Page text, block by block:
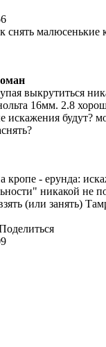
снять малюсенькие
выкрутиться
16мм. 2.8
искажения будут?
- ерунда:
никакой не
(или занять)